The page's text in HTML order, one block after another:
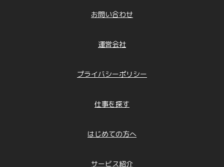
お問い合わせ
運営会社
プライバシーポリシー
仕事を探す
はじめての方へ
サービス紹介